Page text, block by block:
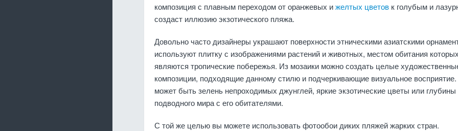
композиция с плавным переходом от оранжевых ижелтых цветов к голубым и
создаст иллюзию экзотического пляжа.
Довольно часто дизайнеры украшают поверхности этническими азиатскими
используют плитку с изображениями растений и животных, местом обитания которых
являются тропические побережья. Из мозаики можно создать целые
композиции, подходящие данному стилю и подчеркивающие визуальное
может быть зелень непроходимых джунглей, яркие экзотические цветы или глубины
подводного мира с его обитателями.
С той же целью вы можете использовать фотообои диких пляжей жарких стран.